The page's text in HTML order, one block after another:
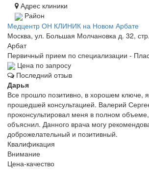
Адрес клиники
Район
Медцентр ОН КЛИНИК на Новом Арбате
Москва, ул. Большая Молчановка д. 32,
Арбат
Первичный прием по специализации -
Цена по запросу
Последний отзыв
Дарья
Все прошло позитивно, в хорошем ключе,
прошедшей консультацией. Валерий
проконсультировал меня в полном
объяснил. Данного врача могу
доброжелательный и позитивный.
Квалификация
Внимание
Цена-качество